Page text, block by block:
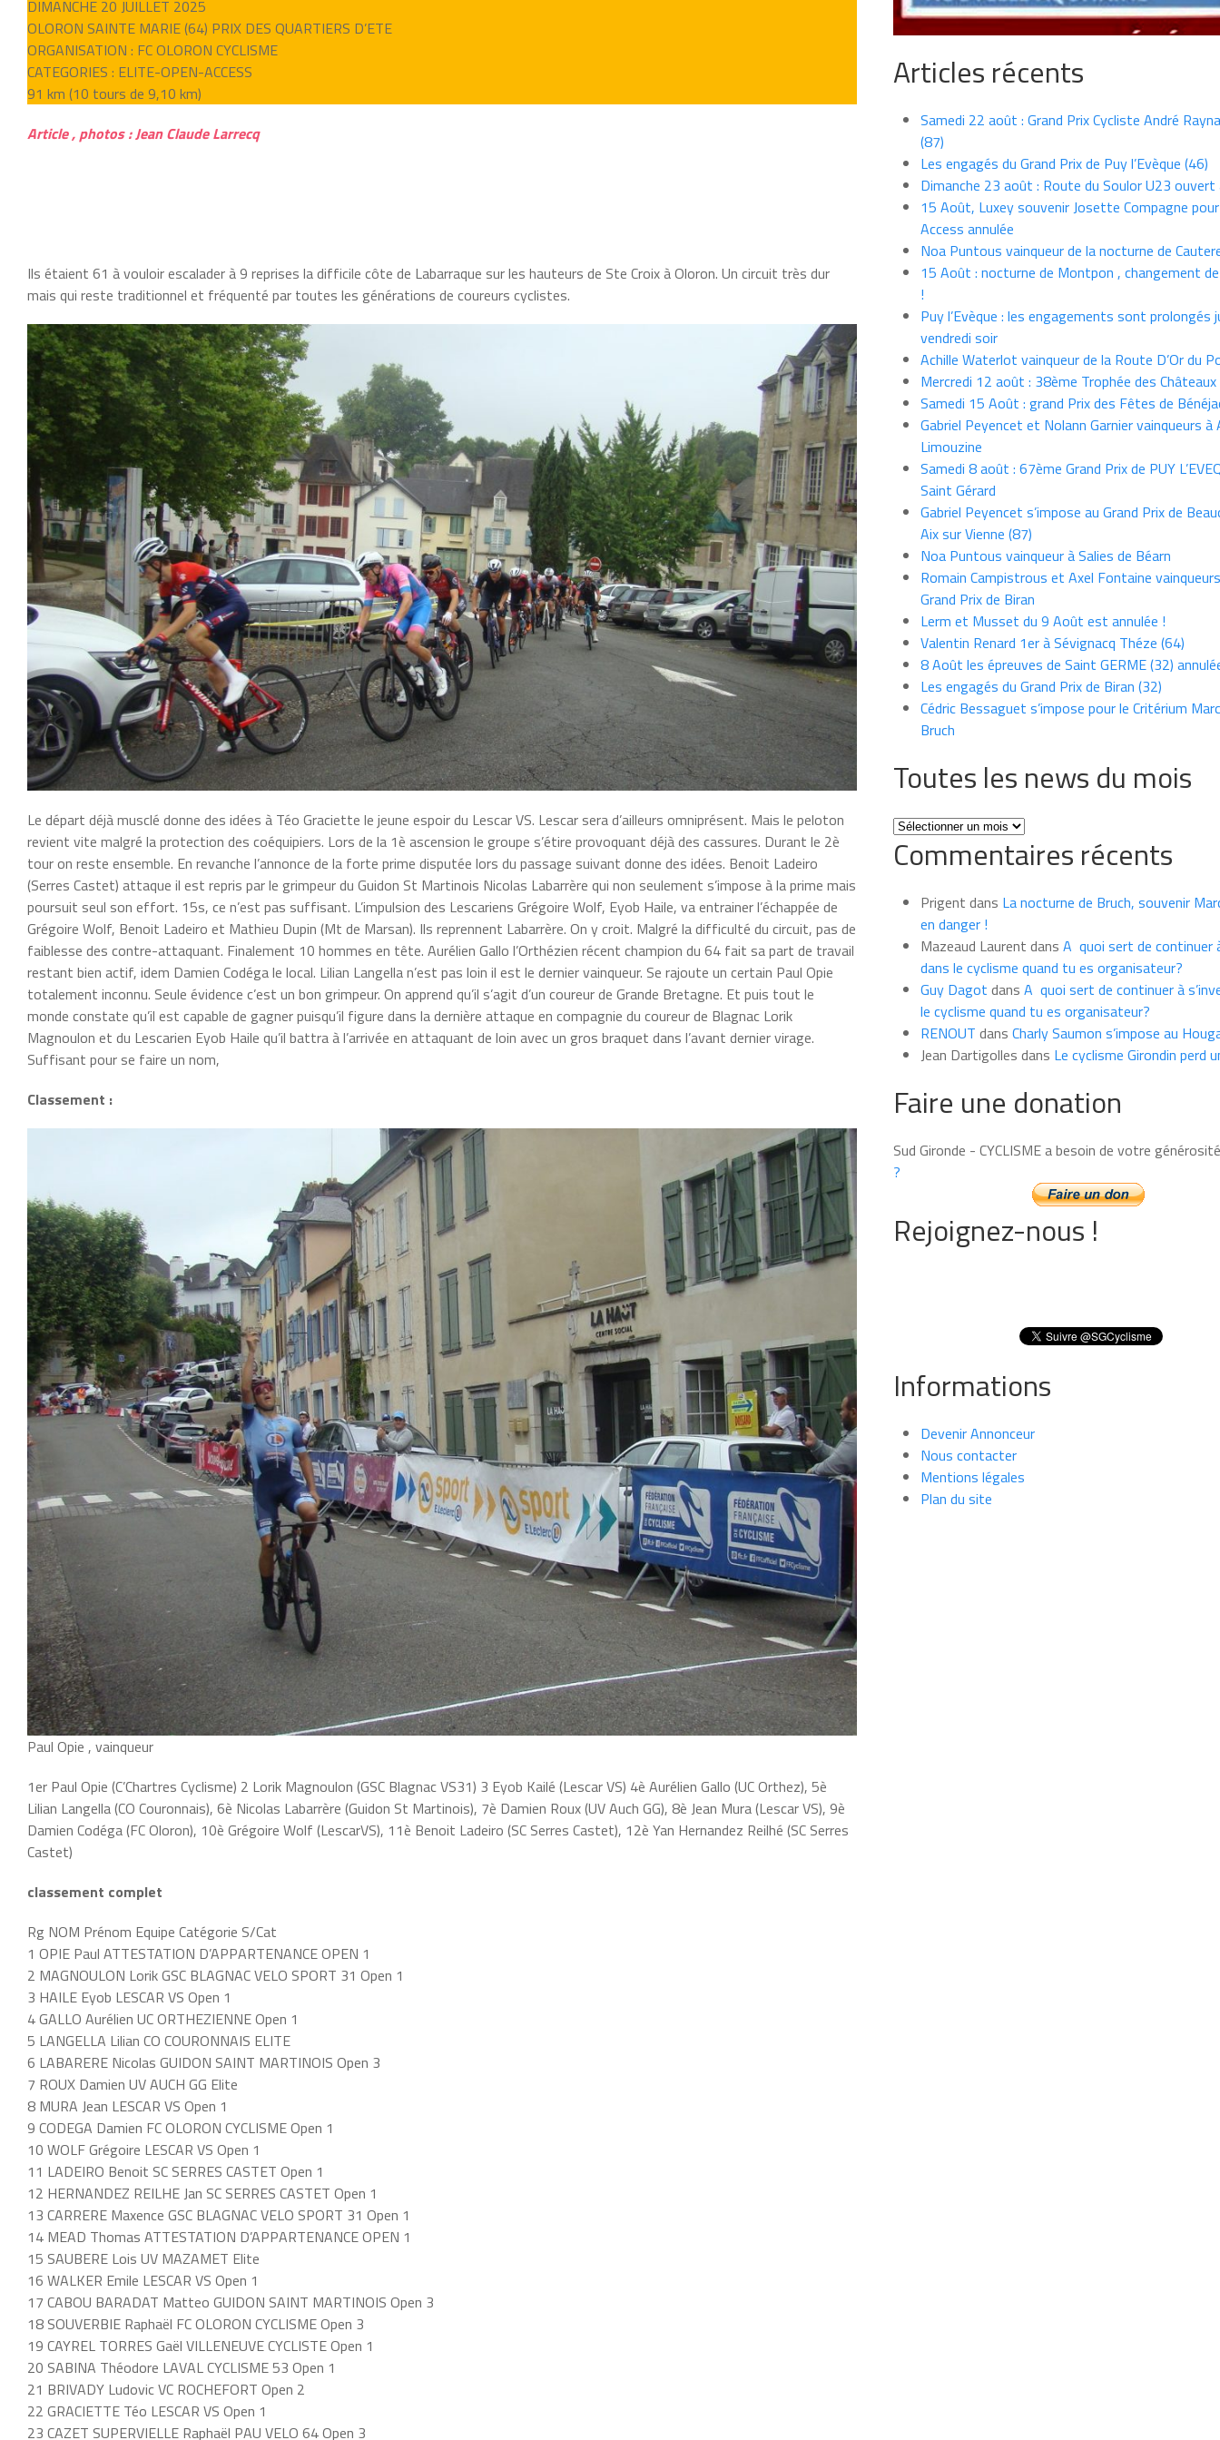
DIMANCHE 20 JUILLET 2025
OLORON SAINTE MARIE (64) PRIX DES QUARTIERS D’ETE
ORGANISATION : FC OLORON CYCLISME
CATEGORIES : ELITE-OPEN-ACCESS
91 km (10 tours de 9,10 km)
Article , photos : Jean Claude Larrecq
Ils étaient 61 à vouloir escalader à 9 reprises la difficile côte de Labarraque sur les hauteurs de Ste Croix à Oloron. Un circuit très dur
mais qui reste traditionnel et fréquenté par toutes les générations de coureurs cyclistes.
Le départ déjà musclé donne des idées à Téo Graciette le jeune espoir du Lescar VS. Lescar sera d’ailleurs omniprésent. Mais le peloton
revient vite malgré la protection des coéquipiers. Lors de la 1è ascension le groupe s’étire provoquant déjà des cassures. Durant le 2è
tour on reste ensemble. En revanche l’annonce de la forte prime disputée lors du passage suivant donne des idées. Benoit Ladeiro
(Serres Castet) attaque il est repris par le grimpeur du Guidon St Martinois Nicolas Labarrère qui non seulement s’impose à la prime mais
poursuit seul son effort. 15s, ce n’est pas suffisant. L’impulsion des Lescariens Grégoire Wolf, Eyob Haile, va entrainer l’échappée de
Grégoire Wolf, Benoit Ladeiro et Mathieu Dupin (Mt de Marsan). Ils reprennent Labarrère. On y croit. Malgré la difficulté du circuit, pas de
faiblesse des contre-attaquant. Finalement 10 hommes en tête. Aurélien Gallo l’Orthézien récent champion du 64 fait sa part de travail
restant bien actif, idem Damien Codéga le local. Lilian Langella n’est pas loin il est le dernier vainqueur. Se rajoute un certain Paul Opie
totalement inconnu. Seule évidence c’est un bon grimpeur. On apprend qu’il s’agit d’un coureur de Grande Bretagne. Et puis tout le
monde constate qu’il est capable de gagner puisqu’il figure dans la dernière attaque en compagnie du coureur de Blagnac Lorik
Magnoulon et du Lescarien Eyob Haile qu’il battra à l’arrivée en attaquant de loin avec un gros braquet dans l’avant dernier virage.
Suffisant pour se faire un nom,
Classement :
Paul Opie , vainqueur
1er Paul Opie (C’Chartres Cyclisme) 2 Lorik Magnoulon (GSC Blagnac VS31) 3 Eyob Kailé (Lescar VS) 4è Aurélien Gallo (UC Orthez), 5è
Lilian Langella (CO Couronnais), 6è Nicolas Labarrère (Guidon St Martinois), 7è Damien Roux (UV Auch GG), 8è Jean Mura (Lescar VS), 9è
Damien Codéga (FC Oloron), 10è Grégoire Wolf (LescarVS), 11è Benoit Ladeiro (SC Serres Castet), 12è Yan Hernandez Reilhé (SC Serres
Castet)
classement complet
Rg NOM Prénom Equipe Catégorie S/Cat
1 OPIE Paul ATTESTATION D’APPARTENANCE OPEN 1
2 MAGNOULON Lorik GSC BLAGNAC VELO SPORT 31 Open 1
3 HAILE Eyob LESCAR VS Open 1
4 GALLO Aurélien UC ORTHEZIENNE Open 1
5 LANGELLA Lilian CO COURONNAIS ELITE
6 LABARERE Nicolas GUIDON SAINT MARTINOIS Open 3
7 ROUX Damien UV AUCH GG Elite
8 MURA Jean LESCAR VS Open 1
9 CODEGA Damien FC OLORON CYCLISME Open 1
10 WOLF Grégoire LESCAR VS Open 1
11 LADEIRO Benoit SC SERRES CASTET Open 1
12 HERNANDEZ REILHE Jan SC SERRES CASTET Open 1
13 CARRERE Maxence GSC BLAGNAC VELO SPORT 31 Open 1
14 MEAD Thomas ATTESTATION D’APPARTENANCE OPEN 1
15 SAUBERE Lois UV MAZAMET Elite
16 WALKER Emile LESCAR VS Open 1
17 CABOU BARADAT Matteo GUIDON SAINT MARTINOIS Open 3
18 SOUVERBIE Raphaël FC OLORON CYCLISME Open 3
19 CAYREL TORRES Gaël VILLENEUVE CYCLISTE Open 1
20 SABINA Théodore LAVAL CYCLISME 53 Open 1
21 BRIVADY Ludovic VC ROCHEFORT Open 2
22 GRACIETTE Téo LESCAR VS Open 1
23 CAZET SUPERVIELLE Raphaël PAU VELO 64 Open 3
Articles récents
Samedi 22 août : Grand Prix Cycliste André
(87)
Les engagés du Grand Prix de Puy l’Evèque (46)
Dimanche 23 août : Route du Soulor U23 ouvert
15 Août, Luxey souvenir Josette Compagne
Access annulée
Noa Puntous vainqueur de la nocturne de
15 Août : nocturne de Montpon , changement
!
Puy l’Evèque : les engagements sont prolongés
vendredi soir
Achille Waterlot vainqueur de la Route D’Or du
Mercredi 12 août : 38ème Trophée des Châteaux
Samedi 15 Août : grand Prix des Fêtes de
Gabriel Peyencet et Nolann Garnier vainqueurs à
Limouzine
Samedi 8 août : 67ème Grand Prix de PUY
Saint Gérard
Gabriel Peyencet s’impose au Grand Prix de
Aix sur Vienne (87)
Noa Puntous vainqueur à Salies de Béarn
Romain Campistrous et Axel Fontaine
Grand Prix de Biran
Lerm et Musset du 9 Août est annulée !
Valentin Renard 1er à Sévignacq Théze (64)
8 Août les épreuves de Saint GERME (32)
Les engagés du Grand Prix de Biran (32)
Cédric Bessaguet s’impose pour le Critérium
Bruch
Toutes les news du mois
Toutes
les
news
mois
Commentaires récents
Prigent dans La nocturne de Bruch, souvenir
en danger !
Mazeaud Laurent dans A quoi sert de continuer
dans le cyclisme quand tu es organisateur?
Guy Dagot dans A quoi sert de continuer à
le cyclisme quand tu es organisateur?
RENOUT dans Charly Saumon s’impose au
Jean Dartigolles dans Le cyclisme Girondin perd
Faire une donation
Sud Gironde - CYCLISME a besoin de votre
?
Rejoignez-nous !
Informations
Devenir Annonceur
Nous contacter
Mentions légales
Plan du site